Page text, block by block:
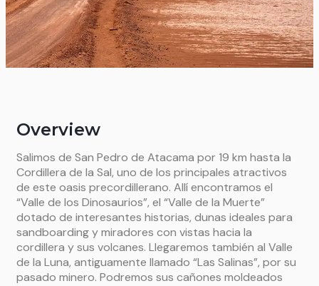
Overview
Salimos de San Pedro de Atacama por 19 km hasta la
Cordillera de la Sal, uno de los principales atractivos
de este oasis precordillerano. Allí encontramos el
“Valle de los Dinosaurios”, el “Valle de la Muerte”
dotado de interesantes historias, dunas ideales para
sandboarding y miradores con vistas hacia la
cordillera y sus volcanes. Llegaremos también al Valle
de la Luna, antiguamente llamado “Las Salinas”, por su
pasado minero. Podremos sus cañones moldeados